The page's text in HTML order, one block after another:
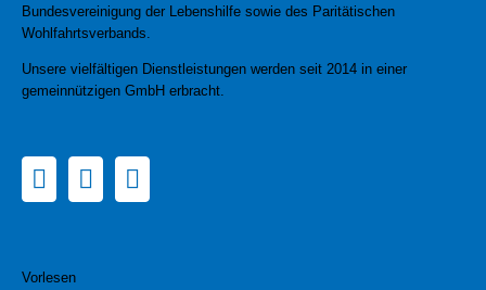
Bundesvereinigung der Lebenshilfe sowie des Paritätischen
Wohlfahrtsverbands.
Unsere vielfältigen Dienstleistungen werden seit 2014 in einer
gemeinnützigen GmbH erbracht.
Vorlesen